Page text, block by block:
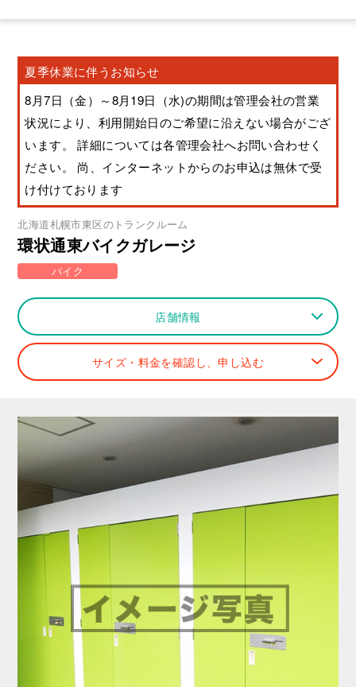
夏季休業に伴うお知らせ
8月7日（金）～8月19日（水)の期間は管理会社の営業
状況により、利用開始日のご希望に沿えない場合がござ
います。 詳細については各管理会社へお問い合わせく
ださい。 尚、インターネットからのお申込は無休で受
け付けております
北海道札幌市東区のトランクルーム
環状通東バイクガレージ
バイク
店舗情報
サイズ・料金を確認し、申し込む